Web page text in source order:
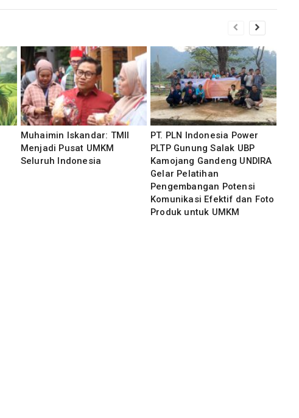
Muhaimin Iskandar: TMII
Menjadi Pusat UMKM
Seluruh Indonesia
PT. PLN Indonesia Power
PLTP Gunung Salak UBP
Kamojang Gandeng UNDIRA
Gelar Pelatihan
Pengembangan Potensi
Komunikasi Efektif dan Foto
Produk untuk UMKM